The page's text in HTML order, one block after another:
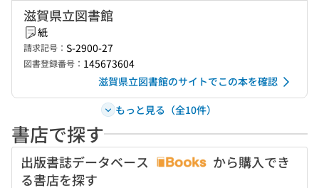
滋賀県立図書館
紙
請求記号： S-2900-27
図書登録番号： 145673604
滋賀県立図書館のサイトでこの本を確認
もっと見る（全10件）
書店で探す
出版書誌データベース
から購入でき
る書店を探す